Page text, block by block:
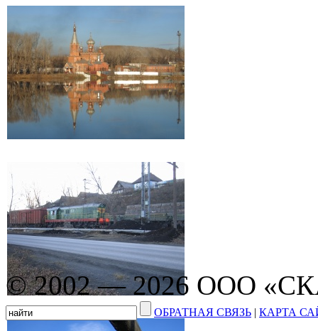
© 2002 — 2026 ООО
ОБРАТНАЯ СВЯЗЬ | КАРТА